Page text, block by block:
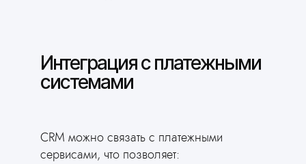
Интеграция с платежными
системами
CRM можно связать с платежными
сервисами, что позволяет: